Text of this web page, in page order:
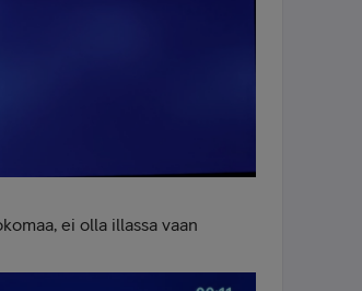
ei olla illassa vaan